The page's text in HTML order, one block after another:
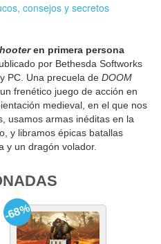
consejos y secretos
en primera persona
por Bethesda Softworks
PC. Una precuela deDOOM
frenético juego de acción en
medieval, en el que nos
usamos armas inéditas en la
y libramos épicas batallas
y un dragón volador.
-68%